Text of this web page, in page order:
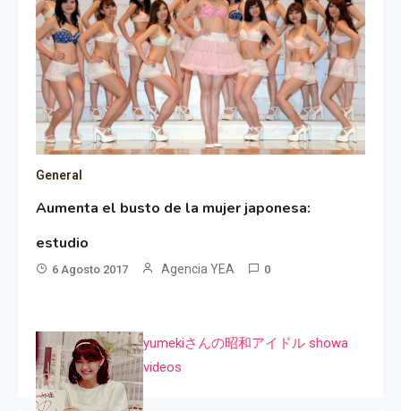
General
Aumenta el busto de la mujer japonesa:
estudio
6 Agosto 2017 Agencia YEA 0
yumekiさんの昭和アイドル showa
videos